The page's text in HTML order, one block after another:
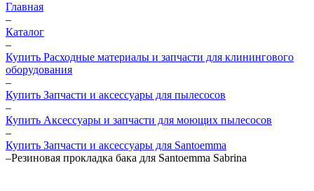
Главная
–
Каталог
–
Купить Расходные материалы и запчасти для клинингового
оборудования
–
Купить Запчасти и аксессуары для пылесосов
–
Купить Аксессуары и запчасти для моющих пылесосов
–
Купить Запчасти и аксессуары для Santoemma
–Резиновая прокладка бака для Santoemma Sabrina